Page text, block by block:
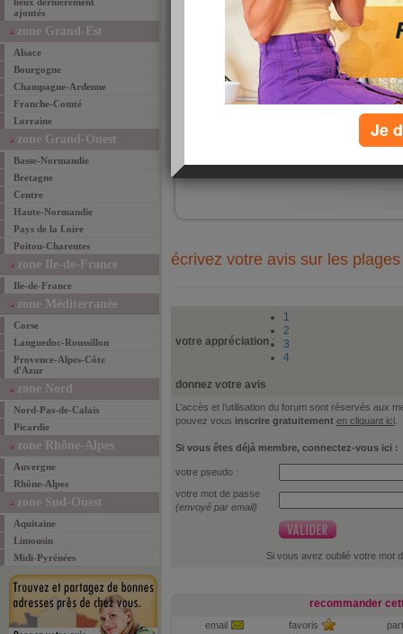
ajoutés
zone Grand-Est
Alsace
Bourgogne
Champagne-Ardenne
Franche-Comté
Lorraine
zone Grand-Ouest
Basse-Normandie
Bretagne
Centre
Haute-Normandie
Pays de la Loire
Poitou-Charentes
zone Ile-de-France
Ile-de-France
zone Méditerranée
Corse
Languedoc-Roussillon
Provence-Alpes-Côte
d'Azur
zone Nord
Nord-Pas-de-Calais
Picardie
zone Rhône-Alpes
Auvergne
Rhône-Alpes
zone Sud-Ouest
Aquitaine
Limousin
Midi-Pyrénées
ajouté
écrivez votre avis sur les plages
votre appréciation:
1
2
3
4
donnez votre avis
L’accès et l’utilisation du forum sont réservés aux
pouvez vous inscrire gratuitement en cliquant ici
Si vous êtes déjà membre, connectez-vous ici :
votre pseudo :
votre mot de passe
(envoyé par email)
Si vous avez oublié votre mot
recommander
email favoris
Je